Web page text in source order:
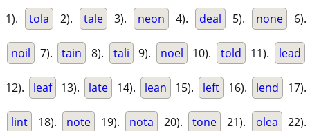
1). tola 2). tale 3). neon 4). deal 5). none 6).
noil 7). tain 8). tali 9). noel 10). told 11). lead
12). leaf 13). late 14). lean 15). left 16). lend 17).
lint 18). note 19). nota 20). tone 21). olea 22).